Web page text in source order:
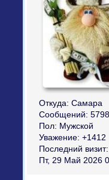
Откуда: Самара
Сообщений: 5798
Пол: Мужской
Уважение: +1412
Последний визит:
Пт, 29 Май 2026